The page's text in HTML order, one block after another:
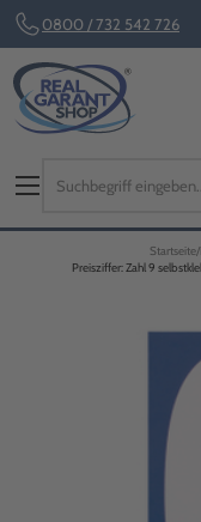
0800 / 732 542 726
Startseite
Preisziffer: Zahl 9